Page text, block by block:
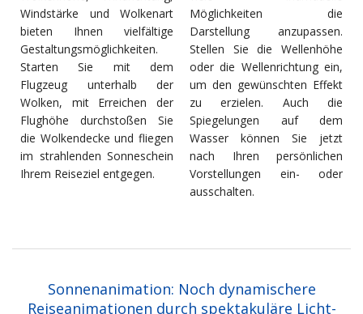
Windstärke und Wolkenart
bieten Ihnen vielfältige
Gestaltungsmöglichkeiten.
Starten Sie mit dem
Flugzeug unterhalb der
Wolken, mit Erreichen der
Flughöhe durchstoßen Sie
die Wolkendecke und fliegen
im strahlenden Sonneschein
Ihrem Reiseziel entgegen.
Möglichkeiten die
Darstellung anzupassen.
Stellen Sie die Wellenhöhe
oder die Wellenrichtung ein,
um den gewünschten Effekt
zu erzielen. Auch die
Spiegelungen auf dem
Wasser können Sie jetzt
nach Ihren persönlichen
Vorstellungen ein- oder
ausschalten.
Sonnenanimation: Noch dynamischere
Reiseanimationen durch spektakuläre Licht-